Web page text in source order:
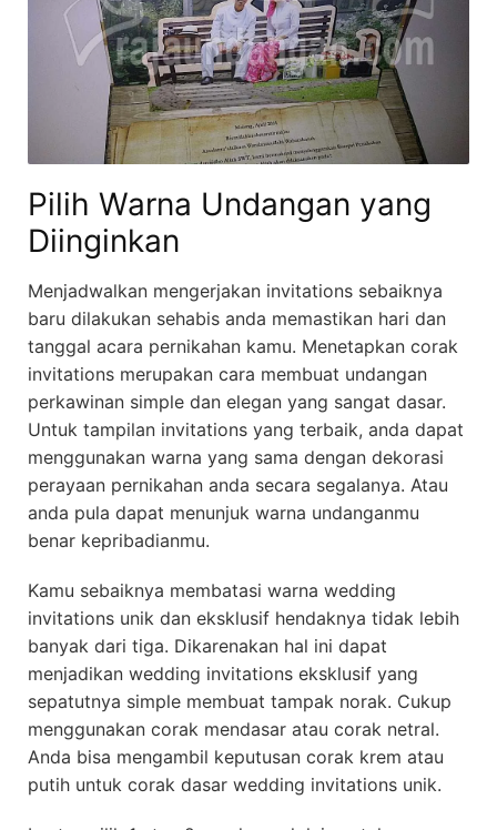
Pilih Warna Undangan yang
Diinginkan
Menjadwalkan mengerjakan invitations sebaiknya
baru dilakukan sehabis anda memastikan hari dan
tanggal acara pernikahan kamu. Menetapkan corak
invitations merupakan cara membuat undangan
perkawinan simple dan elegan yang sangat dasar.
Untuk tampilan invitations yang terbaik, anda dapat
menggunakan warna yang sama dengan dekorasi
perayaan pernikahan anda secara segalanya. Atau
anda pula dapat menunjuk warna undanganmu
benar kepribadianmu.
Kamu sebaiknya membatasi warna wedding
invitations unik dan eksklusif hendaknya tidak lebih
banyak dari tiga. Dikarenakan hal ini dapat
menjadikan wedding invitations eksklusif yang
sepatutnya simple membuat tampak norak. Cukup
menggunakan corak mendasar atau corak netral.
Anda bisa mengambil keputusan corak krem atau
putih untuk corak dasar wedding invitations unik.